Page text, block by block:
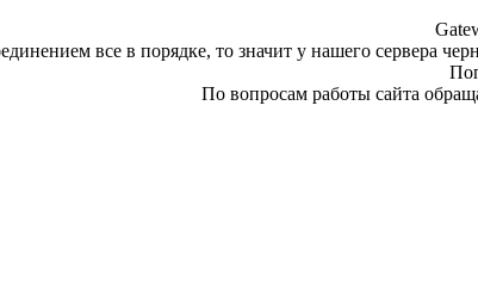
все в порядке, то значит у нашего сервера
По вопросам работы сайта